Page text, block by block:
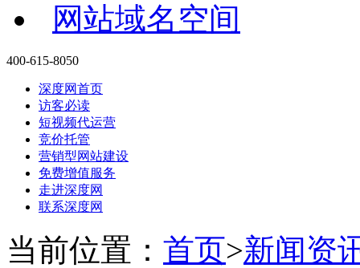
网站域名空间
400-615-8050
深度网首页
访客必读
短视频代运营
竞价托管
营销型网站建设
免费增值服务
走进深度网
联系深度网
当前位置： 首页>新闻资